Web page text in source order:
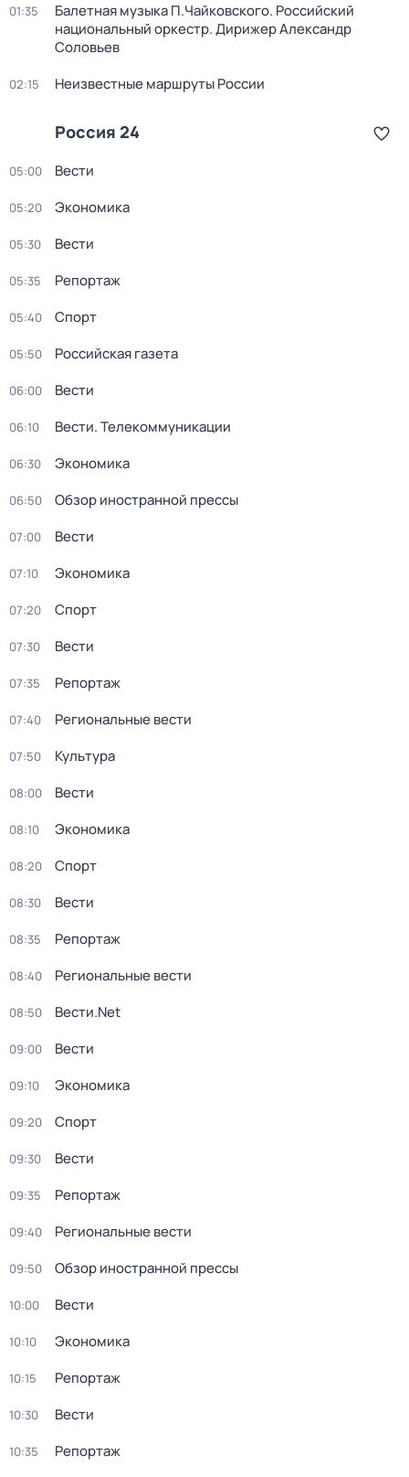
01:35
Балетная музыка П.Чайковского. Российский
национальный оркестр. Дирижер Александр
Соловьев
02:15 Неизвестные маршруты России
Россия 24
05:00 Вести
05:20 Экономика
05:30 Вести
05:35 Репортаж
05:40 Спорт
05:50 Российская газета
06:00 Вести
06:10 Вести. Телекоммуникации
06:30 Экономика
06:50 Обзор иностранной прессы
07:00 Вести
07:10 Экономика
07:20 Спорт
07:30 Вести
07:35 Репортаж
07:40 Региональные вести
07:50 Культура
08:00 Вести
08:10 Экономика
08:20 Спорт
08:30 Вести
08:35 Репортаж
08:40 Региональные вести
08:50 Вести.Net
09:00 Вести
09:10 Экономика
09:20 Спорт
09:30 Вести
09:35 Репортаж
09:40 Региональные вести
09:50 Обзор иностранной прессы
10:00 Вести
10:10 Экономика
10:15 Репортаж
10:30 Вести
10:35 Репортаж